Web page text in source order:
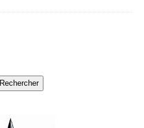
Rechercher